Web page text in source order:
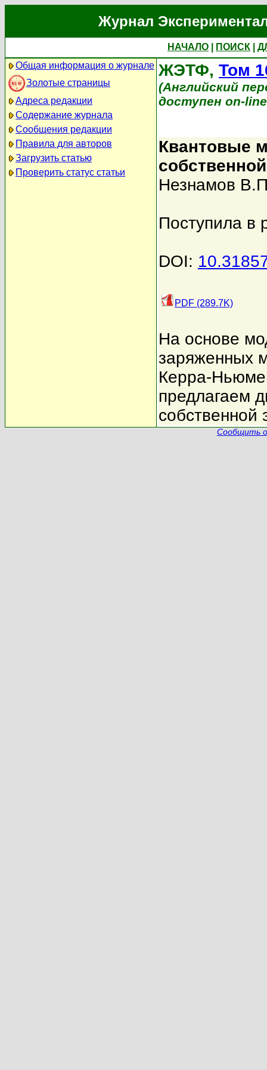
Журнал
НАЧАЛО ПОИСК
Общая информация о журнале
Золотые страницы
Адреса редакции
Содержание журнала
Сообщения редакции
Правила для авторов
Загрузить статью
Проверить статус статьи
ЖЭТФ, Том
(Английский
доступен on-
Квантовые
Незнамов
Поступила в
DOI:
PDF (289.7K)
На основе
заряженных
Керра-
предлагаем
собственной
Сообщить о